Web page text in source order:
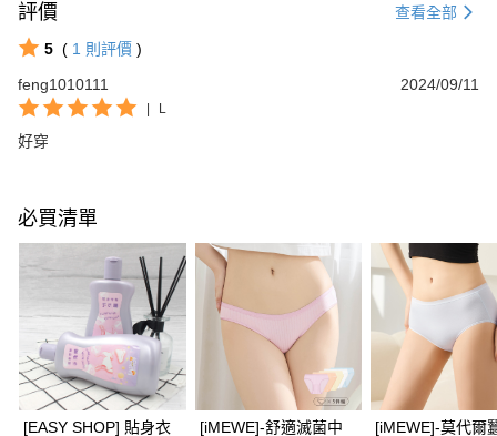
評價 查看全部
5 ( 1 則評價 )
feng1010111
2024/09/11
L
好穿
必買清單
[EASY SHOP] 貼身衣 [iMEWE]-舒適滅菌中 [iMEWE]-莫代爾